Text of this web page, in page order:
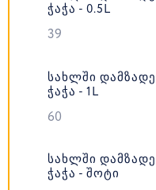
ᲭᲐᲭᲐ - 0.5L
39
ᲡᲐᲮᲚᲨᲘ
ᲭᲐᲭᲐ - 1L
60
ᲡᲐᲮᲚᲨᲘ
ᲭᲐᲭᲐ - ᲨᲝᲢᲘ